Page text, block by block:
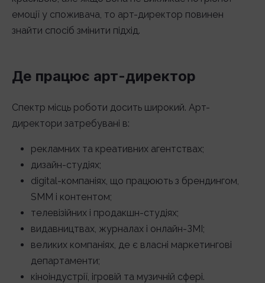
емоції у споживача, то арт-директор повинен
знайти спосіб змінити підхід.
Де працює арт-директор
Спектр місць роботи досить широкий. Арт-
директори затребувані в:
рекламних та креативних агентствах;
дизайн-студіях;
digital-компаніях, що працюють з брендингом,
SMM і контентом;
телевізійних і продакшн-студіях;
видавництвах, журналах і онлайн-ЗМІ;
великих компаніях, де є власні маркетингові
департаменти;
кіноіндустрії, ігровій та музичній сфері.